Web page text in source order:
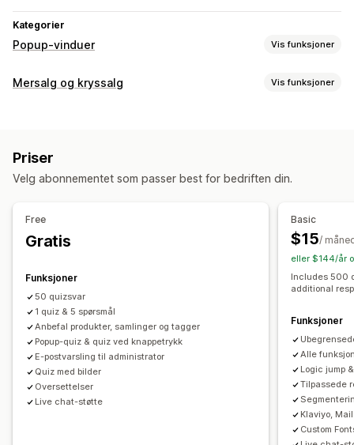
Kategorier
Popup-vinduer Vis funksjoner
Popup-typer
Administrere popup-vinduer
Redigeringsverktøy
Egendefinert kode
Liste for innhenting av e-postadresser
Liste for innhenting av SMS-nummer
Utløsere og regler
Mersalg og kryssalg Vis funksjoner
Tilpasset CSS
Tilpassede regler
Abonnementsoppgradering
Koverteringsrater
Priser
Velg abonnementet som passer best for bedriften din.
Free
Gratis
Funksjoner
50 quizsvar
1 quiz & 5 spørsmål
Anbefal produkter, samlinger og tagger
Popup-quiz & quiz ved knappetrykk
E-postvarsling til administrator
Quiz med bilder
Oversettelser
Live chat-støtte
Basic
$15/
eller $144/år
Includes 500
additional
Funksjoner
Alle
Logic jump
Tilpassede
Klaviyo,
Custom